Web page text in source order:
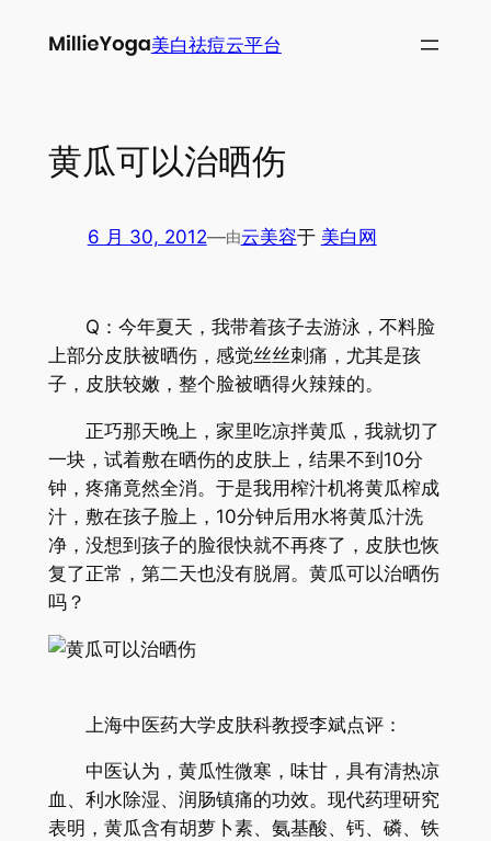
美白祛痘云平台
黄瓜可以治晒伤
6 月 30, 2012—由云美容于 美白网
Q：今年夏天，我带着孩子去游泳，不料脸
上部分皮肤被晒伤，感觉丝丝刺痛，尤其是孩
子，皮肤较嫩，整个脸被晒得火辣辣的。
正巧那天晚上，家里吃凉拌黄瓜，我就切了
一块，试着敷在晒伤的皮肤上，结果不到10分
钟，疼痛竟然全消。于是我用榨汁机将黄瓜榨成
汁，敷在孩子脸上，10分钟后用水将黄瓜汁洗
净，没想到孩子的脸很快就不再疼了，皮肤也恢
复了正常，第二天也没有脱屑。黄瓜可以治晒伤
吗？
上海中医药大学皮肤科教授李斌点评：
中医认为，黄瓜性微寒，味甘，具有清热凉
血、利水除湿、润肠镇痛的功效。现代药理研究
表明，黄瓜含有胡萝卜素、氨基酸、钙、磷、铁